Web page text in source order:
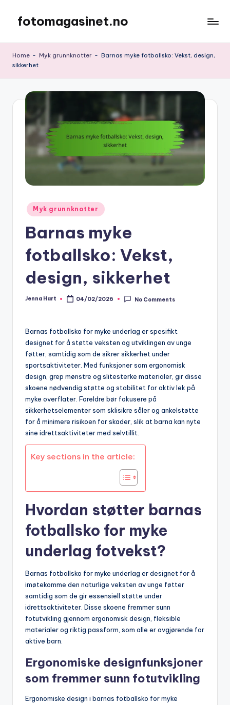
content
fotomagasinet.no
Home - Myk grunnknotter - Barnas myke fotballsko: Vekst, design,
sikkerhet
Posted
in
Myk grunnknotter
Barnas myke
fotballsko: Vekst,
design, sikkerhet
Posted
Jenna Hart 04/02/2026 No Comments
Barnas fotballsko for myke underlag er spesifikt
designet for å støtte veksten og utviklingen av unge
føtter, samtidig som de sikrer sikkerhet under
sportsaktiviteter. Med funksjoner som ergonomisk
design, grep mønstre og slitesterke materialer, gir disse
skoene nødvendig støtte og stabilitet for aktiv lek på
myke overflater. Foreldre bør fokusere på
sikkerhetselementer som sklisikre såler og ankelstøtte
for å minimere risikoen for skader, slik at barna kan nyte
sine idrettsaktiviteter med selvtillit.
Key sections in the article:
Hvordan støtter barnas
fotballsko for myke
underlag fotvekst?
Barnas fotballsko for myke underlag er designet for å
imøtekomme den naturlige veksten av unge føtter
samtidig som de gir essensiell støtte under
idrettsaktiviteter. Disse skoene fremmer sunn
fotutvikling gjennom ergonomisk design, fleksible
materialer og riktig passform, som alle er avgjørende for
aktive barn.
Ergonomiske designfunksjoner
som fremmer sunn fotutvikling
Ergonomiske design i barnas fotballsko for myke